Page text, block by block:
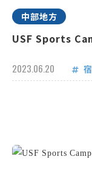
中部地方
USF Sports
2023.06.20